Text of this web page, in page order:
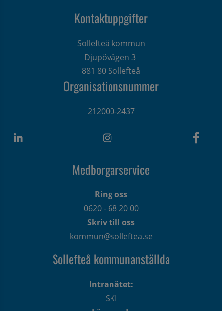
Kontaktuppgifter
Sollefteå kommun
Djupövägen 3
881 80 Sollefteå
Organisationsnummer
212000-2437
Medborgarservice
Ring oss
0620 - 68 20 00
Skriv till oss
kommun@solleftea.se
Sollefteå kommunanställda
Intranätet:
SKI